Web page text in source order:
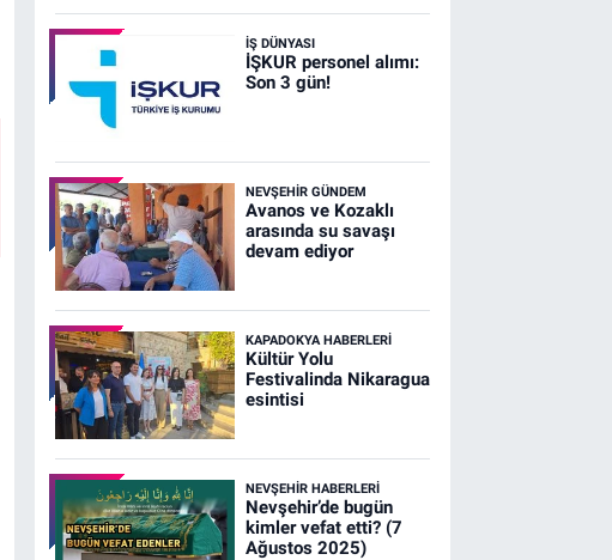
İŞ DÜNYASI
İŞKUR personel alımı:
Son 3 gün!
NEVŞEHIR GÜNDEM
Avanos ve Kozaklı
arasında su savaşı
devam ediyor
KAPADOKYA HABERLERI
Kültür Yolu
Festivalinda Nikaragua
esintisi
NEVŞEHIR HABERLERI
Nevşehir’de bugün
kimler vefat etti? (7
Ağustos 2025)